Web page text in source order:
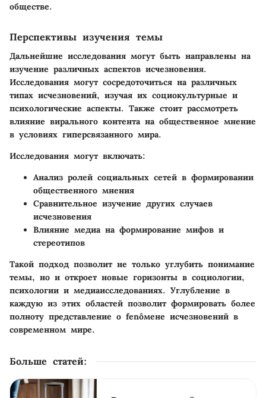
обществе.
Перспективы изучения темы
Дальнейшие исследования могут быть направлены на
изучение различных аспектов исчезновения.
Исследования могут сосредоточиться на различных
типах исчезновений, изучая их социокультурные и
психологические аспекты. Также стоит рассмотреть
влияние вирального контента на общественное мнение
в условиях гиперсвязанного мира.
Исследования могут включать:
Анализ ролей социальных сетей в формировании
общественного мнения
Сравнительное изучение других случаев
исчезновения
Влияние медиа на формирование мифов и
стереотипов
Такой подход позволит не только углубить понимание
темы, но и откроет новые горизонты в социологии,
психологии и медиаисследованиях. Углубление в
каждую из этих областей позволит формировать более
полноту представление о fenôмене исчезновений в
современном мире.
Больше статей: